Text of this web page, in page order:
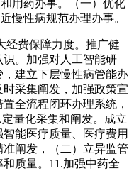
用药办事。（一）优化
慢性病规范办理办事。
费保障力度。推广健
。加强对人工智能研
建立下层慢性病管能办
采集阐发，加强政策宣
全流程闭环办理系统，
量化采集和阐发。成立
能医疗质量、医疗费用
阐发，（二）立异监管
质量。11.加强中药全